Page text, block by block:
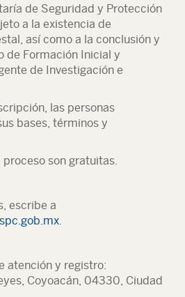
de Seguridad y Protección
a la existencia de
así como a la conclusión y
de Formación Inicial y
de Investigación e
las personas
bases, términos y
son gratuitas.
escribe a
.
atención y registro:
Coyoacán, 04330, Ciudad